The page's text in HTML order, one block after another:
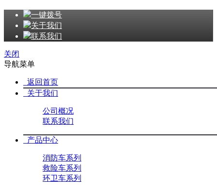
一键拨号
关于我们
联系我们
关闭
导航菜单
返回首页
关于我们
公司概况
联系我们
产品中心
消防车系列
救险车系列
环卫车系列